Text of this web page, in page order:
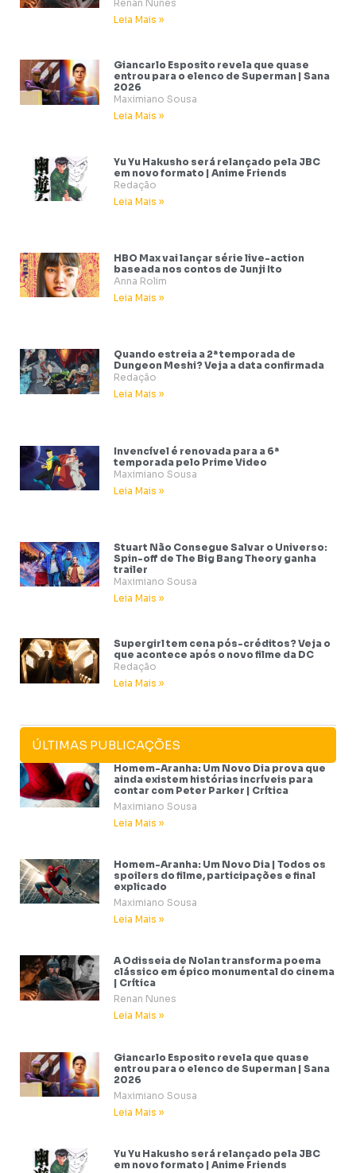
Renan Nunes
Leia Mais »
Giancarlo Esposito revela que quase
entrou para o elenco de Superman | Sana
2026
Maximiano Sousa
Leia Mais »
Yu Yu Hakusho será relançado pela JBC
em novo formato | Anime Friends
Redação
Leia Mais »
HBO Max vai lançar série live-action
baseada nos contos de Junji Ito
Anna Rolim
Leia Mais »
Quando estreia a 2ª temporada de
Dungeon Meshi? Veja a data confirmada
Redação
Leia Mais »
Invencível é renovada para a 6ª
temporada pelo Prime Video
Maximiano Sousa
Leia Mais »
Stuart Não Consegue Salvar o Universo:
Spin-off de The Big Bang Theory ganha
trailer
Maximiano Sousa
Leia Mais »
Supergirl tem cena pós-créditos? Veja o
que acontece após o novo filme da DC
Redação
Leia Mais »
ÚLTIMAS PUBLICAÇÕES
Homem-Aranha: Um Novo Dia prova que
ainda existem histórias incríveis para
contar com Peter Parker | Crítica
Maximiano Sousa
Leia Mais »
Homem-Aranha: Um Novo Dia | Todos os
spoilers do filme, participações e final
explicado
Maximiano Sousa
Leia Mais »
A Odisseia de Nolan transforma poema
clássico em épico monumental do cinema
| Crítica
Renan Nunes
Leia Mais »
Giancarlo Esposito revela que quase
entrou para o elenco de Superman | Sana
2026
Maximiano Sousa
Leia Mais »
Yu Yu Hakusho será relançado pela JBC
em novo formato | Anime Friends